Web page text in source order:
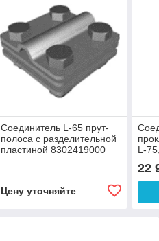
Соединитель L-65 прут-
полоса с разделительной
пластиной 8302419000
Цену уточняйте
L-
22